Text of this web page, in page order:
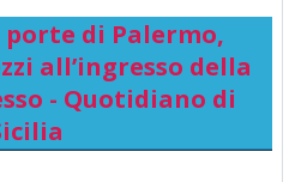
successo - Quotidiano di Sicilia
di Palermo,
all’ingresso della
- Quotidiano di